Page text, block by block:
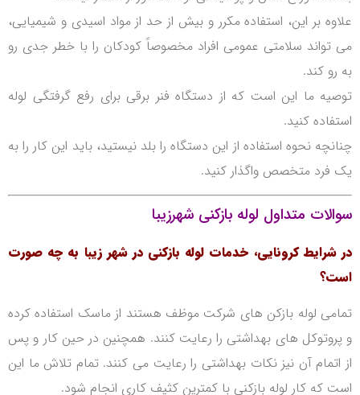
علاوه بر این، استفاده مکرر و بیش از حد از مواد اسیدی و شیمیایی،
می تواند سلامتی عمومی افراد مخصوصاً کودکان را با خطر جدی رو
به رو کند.
توصیه ما این است که از دستگاه فنر برقی برای رفع گرفتگی لوله
استفاده کنید.
چنانچه نحوه استفاده از این دستگاه را بلد نیستید، باید این کار را به
یک فرد متخصص واگذار کنید.
سوالات متداول لوله بازکنی شهرزیبا
در شرایط کرونایی، خدمات لوله بازکنی در شهر زیبا به چه صورت
است؟
تمامی لوله بازکن های شرکت موظف هستند از ماسک استفاده کرده
و پروتوکل های بهداشتی را رعایت کنند. همچنین در حین کار و پس
از اتمام آن نیز نکات بهداشتی را رعایت می کنند. تمام تلاش ما این
است که کار لوله بازکنی با کمترین کثیف کاری انجام شود.